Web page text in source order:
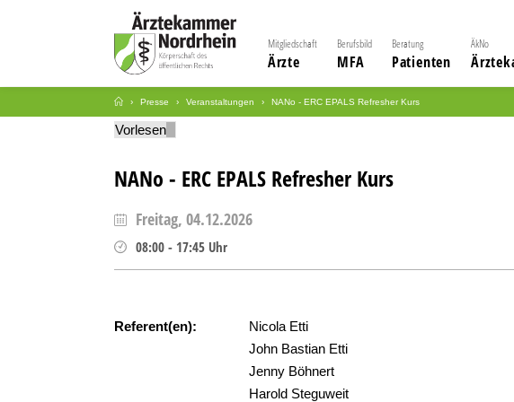
Mitgliedschaft
Ärzte
Berufsbild
MFA
Beratung
Patienten
ÄkNo
Presse Veranstaltungen NANo - ERC EPALS Refresher Kurs
Vorlesen
NANo - ERC EPALS Refresher Kurs
Freitag, 04.12.2026
08:00 - 17:45 Uhr
Referent(en):
Nicola Etti
John Bastian Etti
Jenny Böhnert
Harold Steguweit